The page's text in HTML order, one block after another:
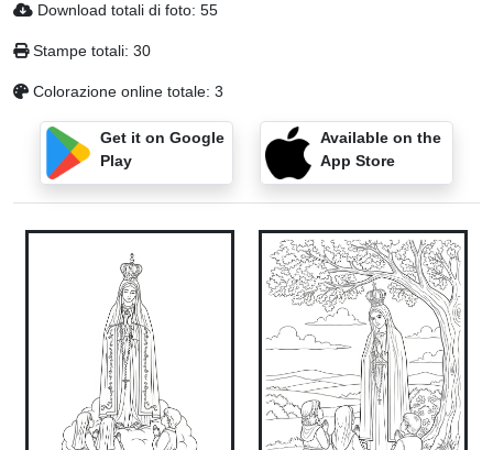
Download totali di foto: 55
Stampe totali: 30
Colorazione online totale: 3
Get it on Google
Play
Available on the
App Store